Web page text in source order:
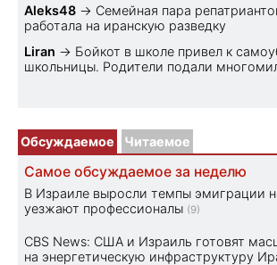
Aleks48 → Семейная пара
работала на иранскую разведку
Liran → Бойкот в школе привел к
школьницы. Родители подали
Обсуждаемое Читаемое
Самое обсуждаемое за неделю
В Израиле выросли темпы эмиграции
уезжают профессионалы (9)
CBS News: США и Израиль готовят
на энергетическую инфраструктуру